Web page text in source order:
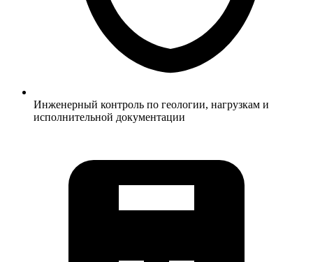
Инженерный контроль по геологии, нагрузкам и
исполнительной документации